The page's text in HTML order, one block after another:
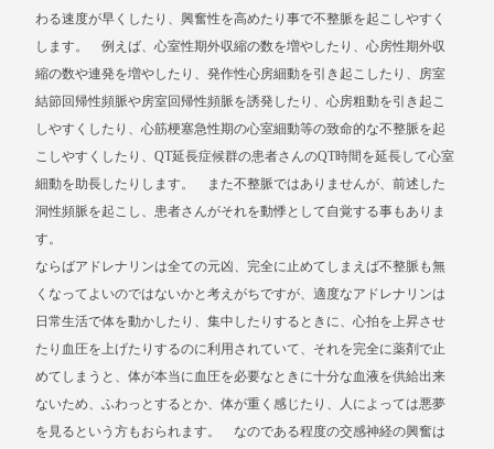
わる速度が早くしたり、興奮性を高めたり事で不整脈を起こしやすく
します。 例えば、心室性期外収縮の数を増やしたり、心房性期外収
縮の数や連発を増やしたり、発作性心房細動を引き起こしたり、房室
結節回帰性頻脈や房室回帰性頻脈を誘発したり、心房粗動を引き起こ
しやすくしたり、心筋梗塞急性期の心室細動等の致命的な不整脈を起
こしやすくしたり、QT延長症候群の患者さんのQT時間を延長して心室
細動を助長したりします。 また不整脈ではありませんが、前述した
洞性頻脈を起こし、患者さんがそれを動悸として自覚する事もありま
す。
ならばアドレナリンは全ての元凶、完全に止めてしまえば不整脈も無
くなってよいのではないかと考えがちですが、適度なアドレナリンは
日常生活で体を動かしたり、集中したりするときに、心拍を上昇させ
たり血圧を上げたりするのに利用されていて、それを完全に薬剤で止
めてしまうと、体が本当に血圧を必要なときに十分な血液を供給出来
ないため、ふわっとするとか、体が重く感じたり、人によっては悪夢
を見るという方もおられます。 なのである程度の交感神経の興奮は